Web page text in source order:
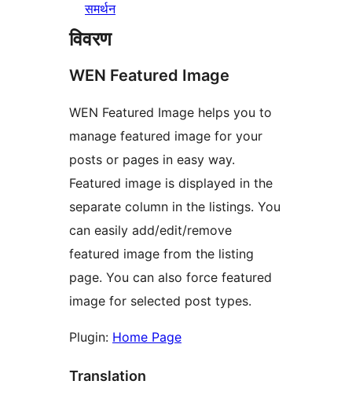
समर्थन
विवरण
WEN Featured Image
WEN Featured Image helps you to
manage featured image for your
posts or pages in easy way.
Featured image is displayed in the
separate column in the listings. You
can easily add/edit/remove
featured image from the listing
page. You can also force featured
image for selected post types.
Plugin: Home Page
Translation